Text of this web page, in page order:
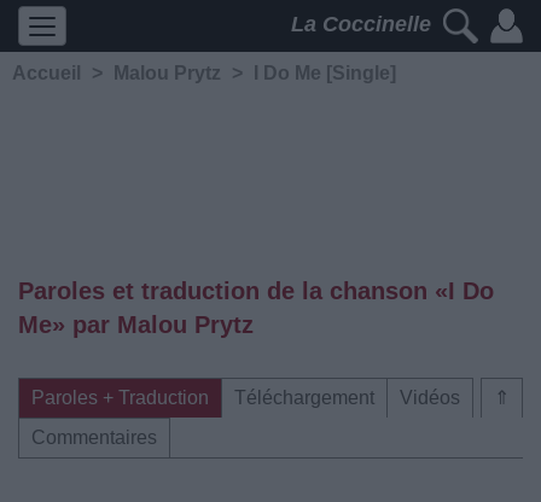
La Coccinelle
Accueil > Malou Prytz > I Do Me [Single]
Paroles et traduction de la chanson «I Do
Me» par Malou Prytz
⇑
Paroles + Traduction Téléchargement
Vidéos
Commentaires